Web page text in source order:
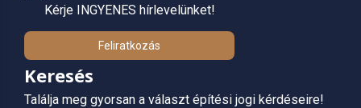
Kérje INGYENES hírlevelünket!
Feliratkozás
Keresés
Találja meg gyorsan a választ építési jogi kérdéseire!